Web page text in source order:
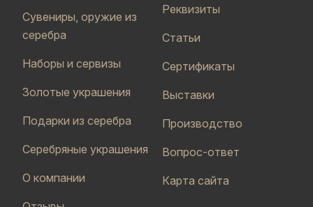
Сувениры, оружие из
серебра
Наборы и сервизы
Золотые украшения
Подарки из серебра
Серебряные украшения
О компании
Реквизиты
Статьи
Сертификаты
Выставки
Производство
Вопрос-ответ
Карта сайта